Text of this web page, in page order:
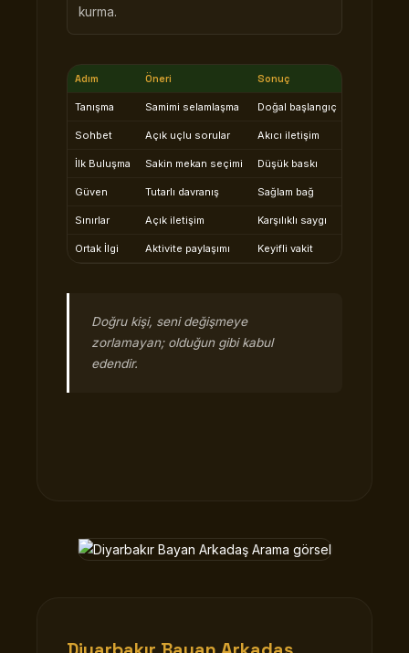
kurma.
Adım Öneri Sonuç
Tanışma Samimi selamlaşma Doğal başlangıç
Sohbet Açık uçlu sorular Akıcı iletişim
İlk Buluşma Sakin mekan seçimi Düşük baskı
Güven Tutarlı davranış Sağlam bağ
Sınırlar Açık iletişim Karşılıklı saygı
Ortak İlgi Aktivite paylaşımı Keyifli vakit
Doğru kişi, seni değişmeye
zorlamayan; olduğun gibi kabul
edendir.